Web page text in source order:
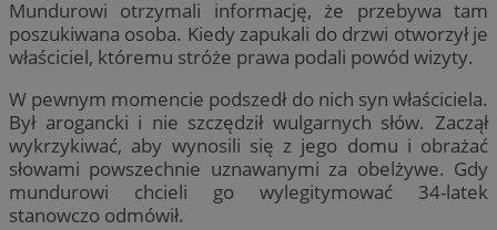
Mundurowi otrzymali informację, że przebywa tam
poszukiwana osoba. Kiedy zapukali do drzwi otworzył je
właściciel, któremu stróże prawa podali powód wizyty.
W pewnym momencie podszedł do nich syn właściciela.
Był arogancki i nie szczędził wulgarnych słów. Zaczął
wykrzykiwać, aby wynosili się z jego domu i obrażać
słowami powszechnie uznawanymi za obelżywe. Gdy
mundurowi chcieli go wylegitymować 34-latek
stanowczo odmówił.